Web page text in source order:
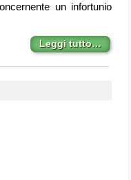
un infortunio
Leggi tutto…